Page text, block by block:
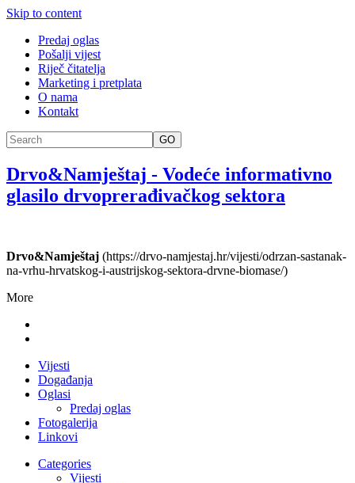
Skip to content
Predaj oglas
Pošalji vijest
Riječ čitatelja
Marketing i pretplata
O nama
Kontakt
GO
Drvo&Namještaj - Vodeće informativno
glasilo drvoprerađivačkog sektora
Drvo&Namještaj (https://drvo-namjestaj.hr/vijesti/odrzan-sastanak-
na-vrhu-hrvatskog-i-austrijskog-sektora-drvne-biomase/)
More
Vijesti
Događanja
Oglasi
Predaj oglas
Fotogalerija
Linkovi
Categories
Vijesti